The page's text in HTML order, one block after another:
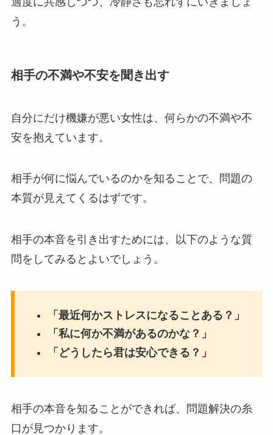
う。
相手の不満や不安を聞き出す
自分にだけ機嫌が悪い女性は、何らかの不満や不
安を抱えています。
相手が何に悩んでいるのかを知ることで、問題の
本質が見えてくるはずです。
相手の本音を引き出すためには、以下のような質
問をしてみるとよいでしょう。
「最近何かストレスになることある？」
「私に何か不満があるのかな？」
「どうしたら君は安心できる？」
相手の本音を知ることができれば、問題解決の糸
口が見つかります。